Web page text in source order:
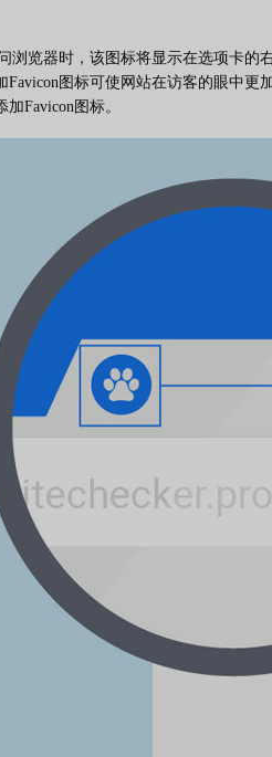
浏览器时，该图标将显示在选项卡的
Favicon图标可使网站在访客的眼中更
Favicon图标。